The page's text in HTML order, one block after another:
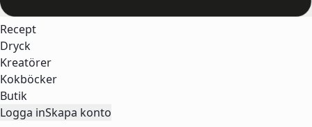
Recept
Dryck
Kreatörer
Kokböcker
Butik
Logga inSkapa konto